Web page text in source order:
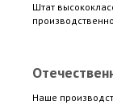
Штат
Наше